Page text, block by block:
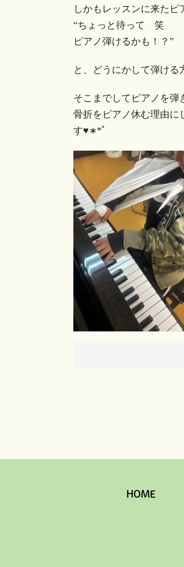
しかもレッスンに来たピ
“ちょっと待って 笑
ピアノ弾けるかも！？”
と、どうにかして弾ける
そこまでしてピアノを
骨折をピアノ休む理由に
す♥︎︎∗︎*ﾟ
HOME